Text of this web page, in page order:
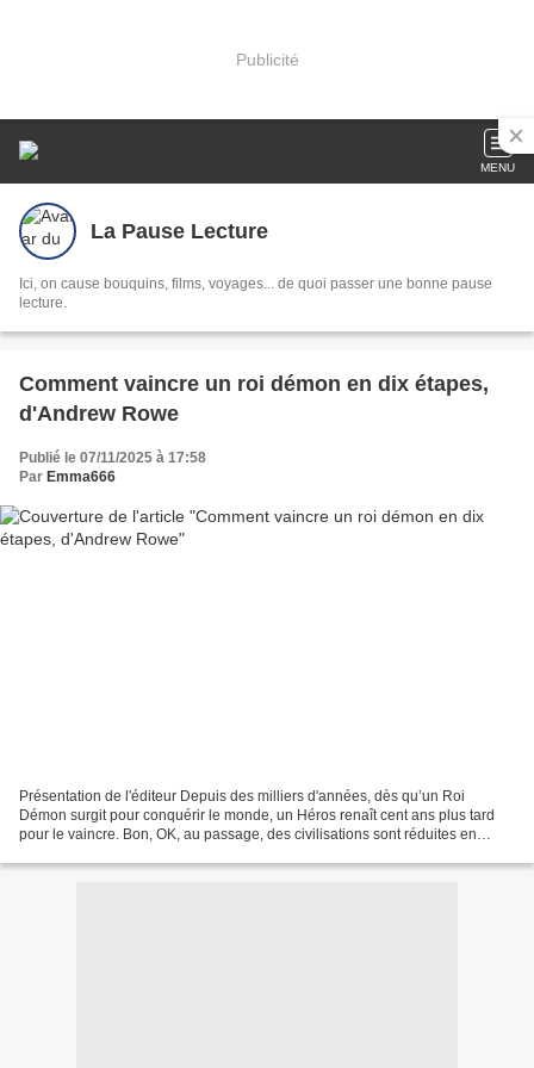
Publicité
MENU
La Pause Lecture
Ici, on cause bouquins, films, voyages... de quoi passer une bonne pause
lecture.
Comment vaincre un roi démon en dix étapes,
d'Andrew Rowe
Publié le 07/11/2025 à 17:58
Par Emma666
Présentation de l'éditeur Depuis des milliers d'années, dès qu’un Roi
Démon surgit pour conquérir le monde, un Héros renaît cent ans plus tard
pour le vaincre. Bon, OK, au passage, des civilisations sont réduites en